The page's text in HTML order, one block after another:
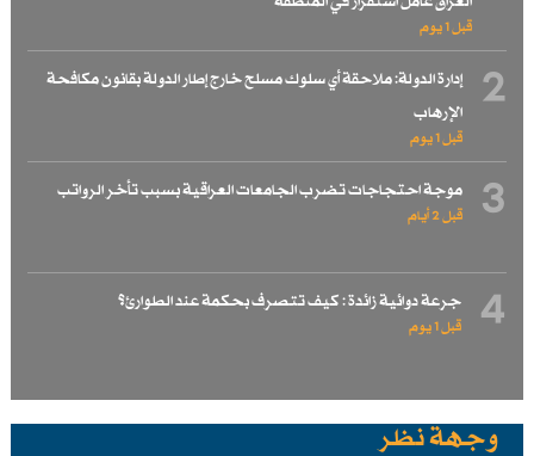
قبل 1 یوم
2
إدارة الدولة: ملاحقة أي سلوك مسلح خارج إطار الدولة بقانون مكافحة
الإرهاب
قبل 1 یوم
3 موجة احتجاجات تضرب الجامعات العراقية بسبب تأخر الرواتب
قبل 2 أيام
4 جرعة دوائية زائدة : كيف تتصرف بحكمة عند الطوارئ؟
قبل 1 یوم
وجهة نظر